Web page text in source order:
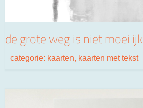
de grote weg is niet moeilijk
categorie: kaarten, kaarten met tekst